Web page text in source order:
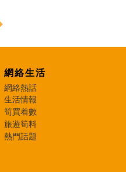
網絡生活
網絡熱話
生活情報
筍買着數
旅遊筍料
熱門話題